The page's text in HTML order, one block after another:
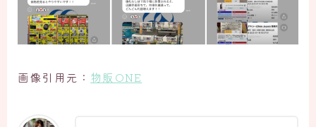
画像引用元： 物販ONE